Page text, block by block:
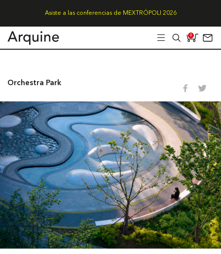
Asiste a las conferencias de MEXTRÓPOLI 2026
0
Orchestra Park